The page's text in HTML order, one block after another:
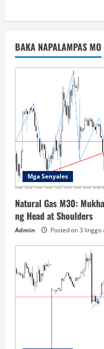
BAKA NAPALAMPAS MO
Mga Senyales
Natural Gas M30:
ng Head at Shoulders
Admin Posted on 3 linggo